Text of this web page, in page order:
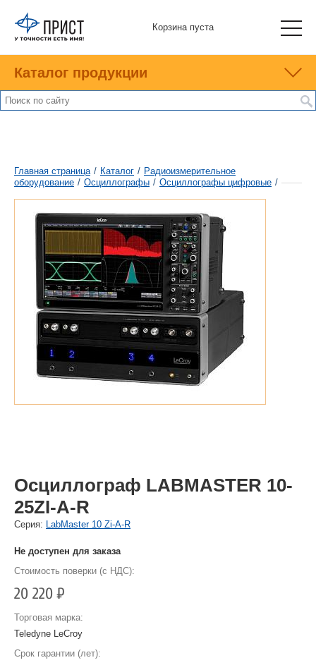
Корзина пуста
Каталог продукции
Главная страница / Каталог / Радиоизмерительное
оборудование / Осциллографы / Осциллографы цифровые /
Осциллограф LABMASTER 10-
25ZI-A-R
Cерия: LabMaster 10 Zi-A-R
Не доступен для заказа
Стоимость поверки (с НДС):
20 220Р
Торговая марка:
Teledyne LeCroy
Срок гарантии (лет):